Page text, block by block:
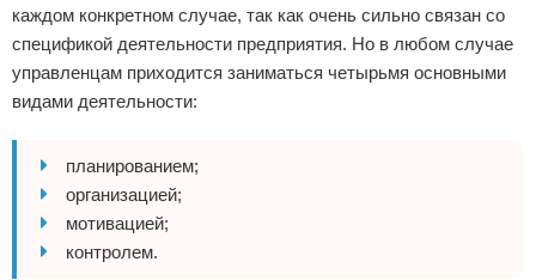
каждом конкретном случае, так как очень сильно связан со
спецификой деятельности предприятия. Но в любом случае
управленцам приходится заниматься четырьмя основными
видами деятельности:
планированием;
организацией;
мотивацией;
контролем.